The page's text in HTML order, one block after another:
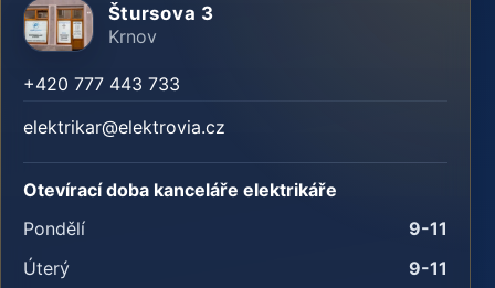
Štursova 3
Krnov
+420 777 443 733
elektrikar@elektrovia.cz
Otevírací doba kanceláře elektrikáře
Pondělí
9-11
Úterý
9-11